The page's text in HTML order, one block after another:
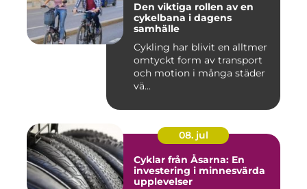
Den viktiga rollen av en
cykelbana i dagens
samhälle
Cykling har blivit en alltmer
omtyckt form av transport
och motion i många städer
vä...
08. jul
Cyklar från Åsarna: En
investering i minnesvärda
upplevelser